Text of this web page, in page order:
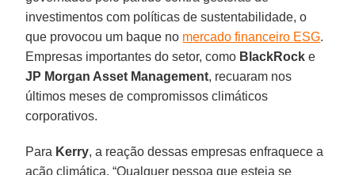
investimentos com políticas de sustentabilidade, o
que provocou um baque no mercado financeiro ESG.
Empresas importantes do setor, como BlackRock e
JP Morgan Asset Management, recuaram nos
últimos meses de compromissos climáticos
corporativos.
Para Kerry, a reação dessas empresas enfraquece a
ação climática. “Qualquer pessoa que esteja se